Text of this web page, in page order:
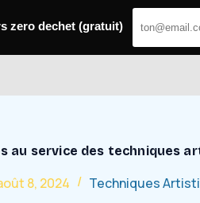
au service des techniques
8, 2024 Techniques
zero dechet (gratuit)